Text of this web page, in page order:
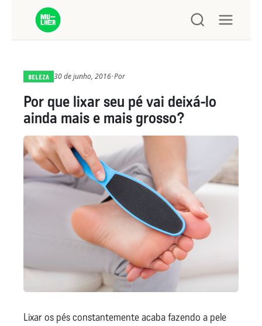
BELEZA 30 de junho, 2016•Por
Por que lixar seu pé vai deixá-lo
ainda mais e mais grosso?
Lixar os pés constantemente acaba fazendo a pele